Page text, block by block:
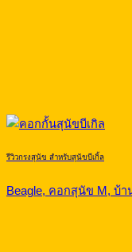
รีวิวกรงสุนัข สำหรับสุนัขบีเกิ้ล
Beagle, คอกสุนัข M, บ้